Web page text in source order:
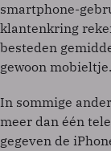
smartphone-
klantenkring
besteden
gewoon mobieltje.
In sommige
meer dan één
gegeven de